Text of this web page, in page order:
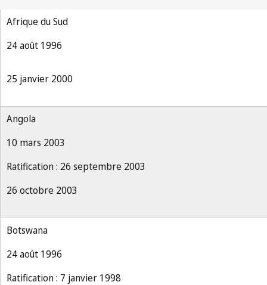
Afrique du Sud
24 août 1996
25 janvier 2000
Angola
10 mars 2003
Ratification : 26 septembre 2003
26 octobre 2003
Botswana
24 août 1996
Ratification : 7 janvier 1998